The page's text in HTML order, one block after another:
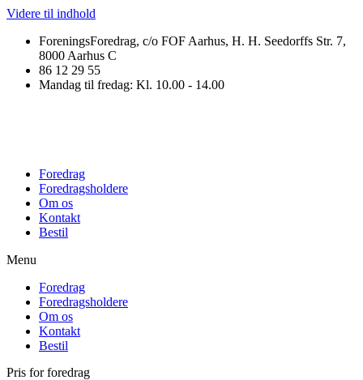
Videre til indhold
ForeningsForedrag, c/o FOF Aarhus, H. H. Seedorffs Str. 7,
8000 Aarhus C
86 12 29 55
Mandag til fredag: Kl. 10.00 - 14.00
Foredrag
Foredragsholdere
Om os
Kontakt
Bestil
Menu
Foredrag
Foredragsholdere
Om os
Kontakt
Bestil
Pris for foredrag